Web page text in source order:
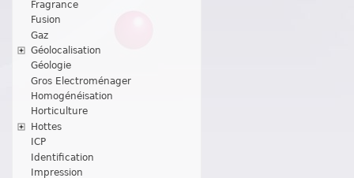
Fragrance
Fusion
Gaz
Géolocalisation
Géologie
Gros Electroménager
Homogénéisation
Horticulture
Hottes
ICP
Identification
Impression